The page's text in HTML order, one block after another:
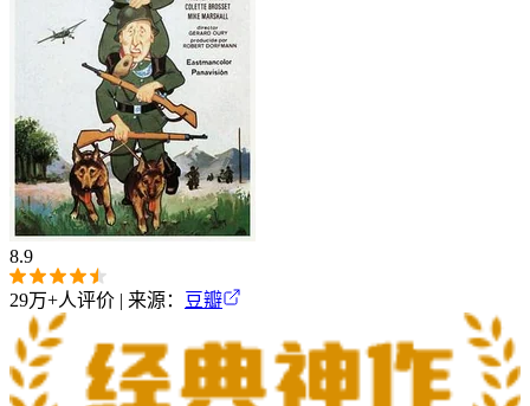
8.9
29万+人评价 | 来源： 豆瓣